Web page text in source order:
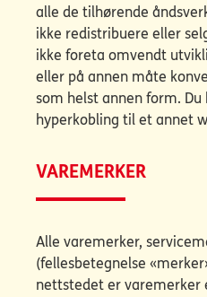
alle de tilhørende
ikke redistribuere eller
ikke foreta omvendt
eller på annen måte
som helst annen form.
hyperkobling til et annet
VAREMERKER
Alle varemerker,
(fellesbetegnelse
nettstedet er varemerker